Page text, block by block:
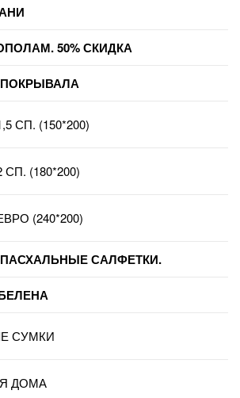
50% СКИДКА
СП. (150*200)
(180*200)
(240*200)
САЛФЕТКИ.
СУМКИ
ДОМА